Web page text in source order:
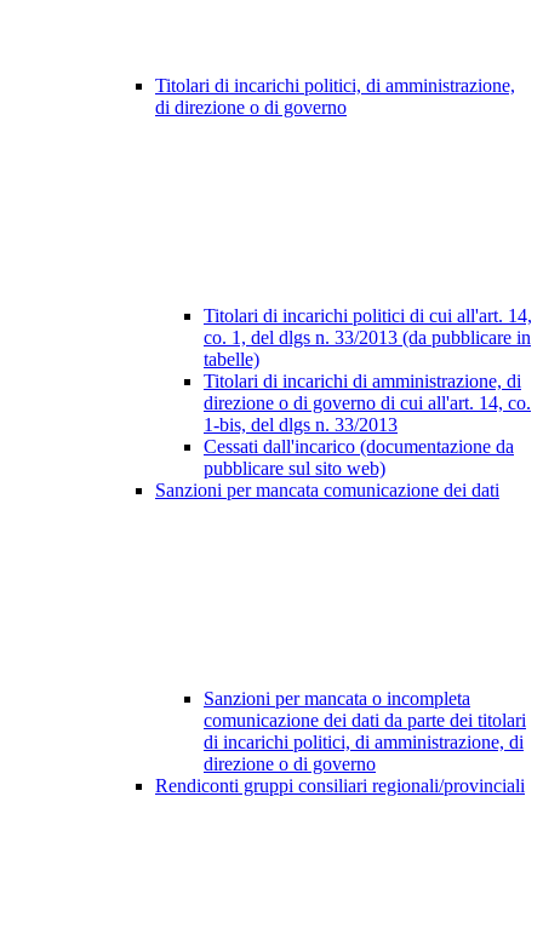
Titolari di incarichi politici, di amministrazione,
di direzione o di governo
Titolari di incarichi politici di cui all'art. 14,
co. 1, del dlgs n. 33/2013 (da pubblicare in
tabelle)
Titolari di incarichi di amministrazione, di
direzione o di governo di cui all'art. 14, co.
1-bis, del dlgs n. 33/2013
Cessati dall'incarico (documentazione da
pubblicare sul sito web)
Sanzioni per mancata comunicazione dei dati
Sanzioni per mancata o incompleta
comunicazione dei dati da parte dei titolari
di incarichi politici, di amministrazione, di
direzione o di governo
Rendiconti gruppi consiliari regionali/provinciali